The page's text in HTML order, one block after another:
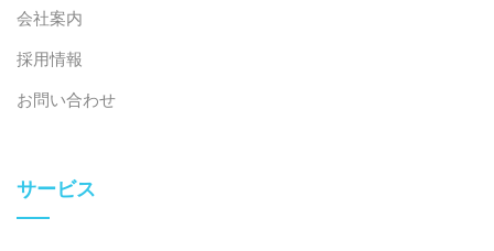
会社案内
採用情報
お問い合わせ
サービス